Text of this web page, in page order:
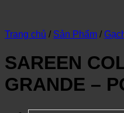
Trang chủ / Sản Phẩm /
SAREEN
GRANDE –